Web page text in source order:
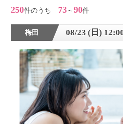
PR
約1,300店の
おすすめの優良結婚
個人情報保護のため
250件のうち 73 ～90件
梅田 08/23 (日)